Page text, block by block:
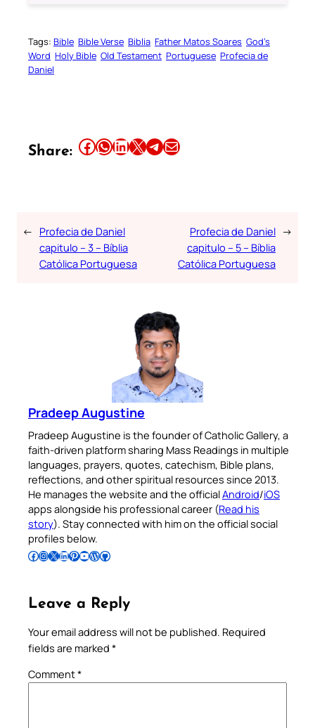
Tags: Bible Bible Verse Biblia Father Matos Soares God’s
Word Holy Bible Old Testament Portuguese Profecia de
Daniel
Share: Share this article on Facebook Share this article on WhatsApp Share this article on LinkedIn Share this article on X Share this article on TelegramEmail this Article
← Profecia de Daniel
capitulo – 3 – Bíblia
Católica Portuguesa
Profecia de Daniel
capitulo – 5 – Bíblia
Católica Portuguesa
→
Pradeep Augustine
Pradeep Augustine is the founder of Catholic Gallery, a
faith-driven platform sharing Mass Readings in multiple
languages, prayers, quotes, catechism, Bible plans,
reflections, and other spiritual resources since 2013.
He manages the website and the officialAndroid/iOS
apps alongside his professional career (Read his
story). Stay connected with him on the official social
profiles below.
Follow Pradeep on Facebook Follow Pradeep on InstagramFollow Pradeep on X Follow Pradeep on LinkedIn Follow Pradeep on Pinterest Subscribe to Pradeep’s Youtube Channel Follow Pradeep on WordPress Follow Pradeep on GitHub
Leave a Reply
Your email address will not be published. Required
fields are marked *
Comment*